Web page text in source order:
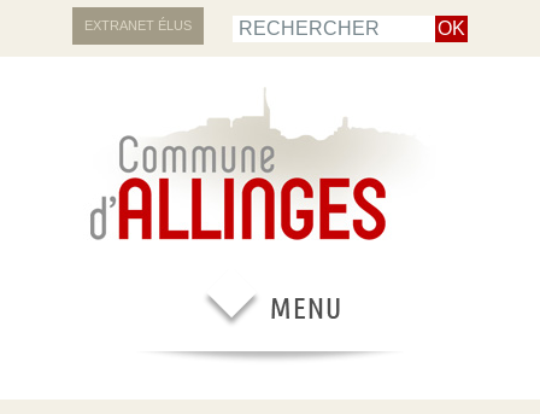
EXTRANET ÉLUS